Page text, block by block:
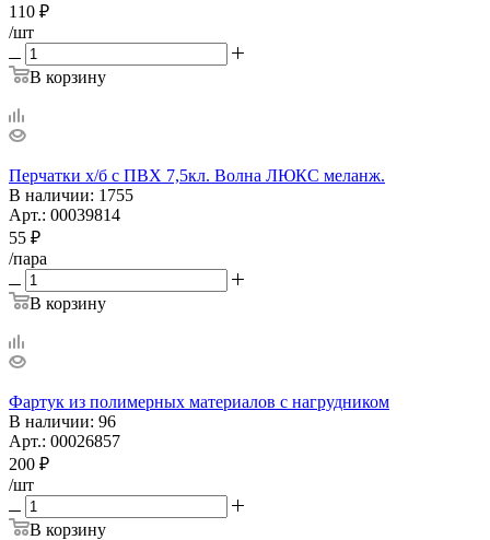
110 ₽
/шт
В корзину
Перчатки х/б с ПВХ 7,5кл. Волна ЛЮКС меланж.
В наличии: 1755
Арт.: 00039814
55 ₽
/пара
В корзину
Фартук из полимерных материалов с нагрудником
В наличии: 96
Арт.: 00026857
200 ₽
/шт
В корзину